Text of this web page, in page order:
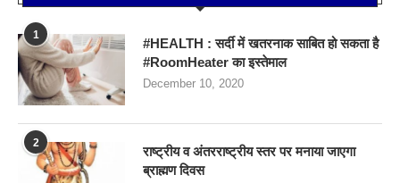
1
#HEALTH : सर्दी में खतरनाक साबित हो सकता है
#RoomHeater का इस्तेमाल
December 10, 2020
2
राष्ट्रीय व अंतरराष्ट्रीय स्तर पर मनाया जाएगा
ब्राह्मण दिवस